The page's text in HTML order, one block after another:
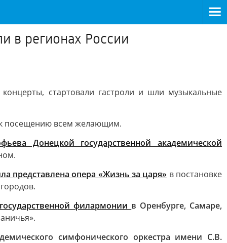
в регионах России
стартовали гастроли и шли музыкальные
к посещению всем желающим.
Донецкой государственной академической
представлена опера «Жизнь за царя» в постановке
филармонии в Оренбурге, Самаре,
симфонического оркестра имени С.В.